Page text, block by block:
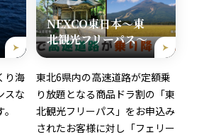
り海
スな
NEXCO東日本～東
北観光フリーパス～
東北6県内の高速道路が定額乗
り放題となる商品ドラ割の「東
北観光フリーパス」をお申込み
されたお客様に対し「フェリー